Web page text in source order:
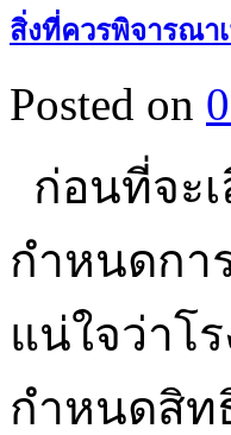
สิ่งที่ควรพิจารณา
Posted on
ก่อนที่จะ
กำหนดกา
แน่ใจว่าโ
กำหนดสิท